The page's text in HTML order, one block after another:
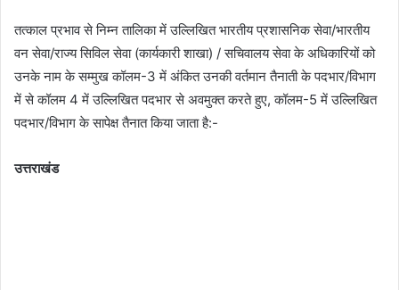
तत्काल प्रभाव से निम्न तालिका में उल्लिखित भारतीय प्रशासनिक सेवा/भारतीय
वन सेवा/राज्य सिविल सेवा (कार्यकारी शाखा) / सचिवालय सेवा के अधिकारियों को
उनके नाम के सम्मुख कॉलम-3 में अंकित उनकी वर्तमान तैनाती के पदभार/विभाग
में से कॉलम 4 में उल्लिखित पदभार से अवमुक्त करते हुए, कॉलम-5 में उल्लिखित
पदभार/विभाग के सापेक्ष तैनात किया जाता है:-
उत्तराखंड